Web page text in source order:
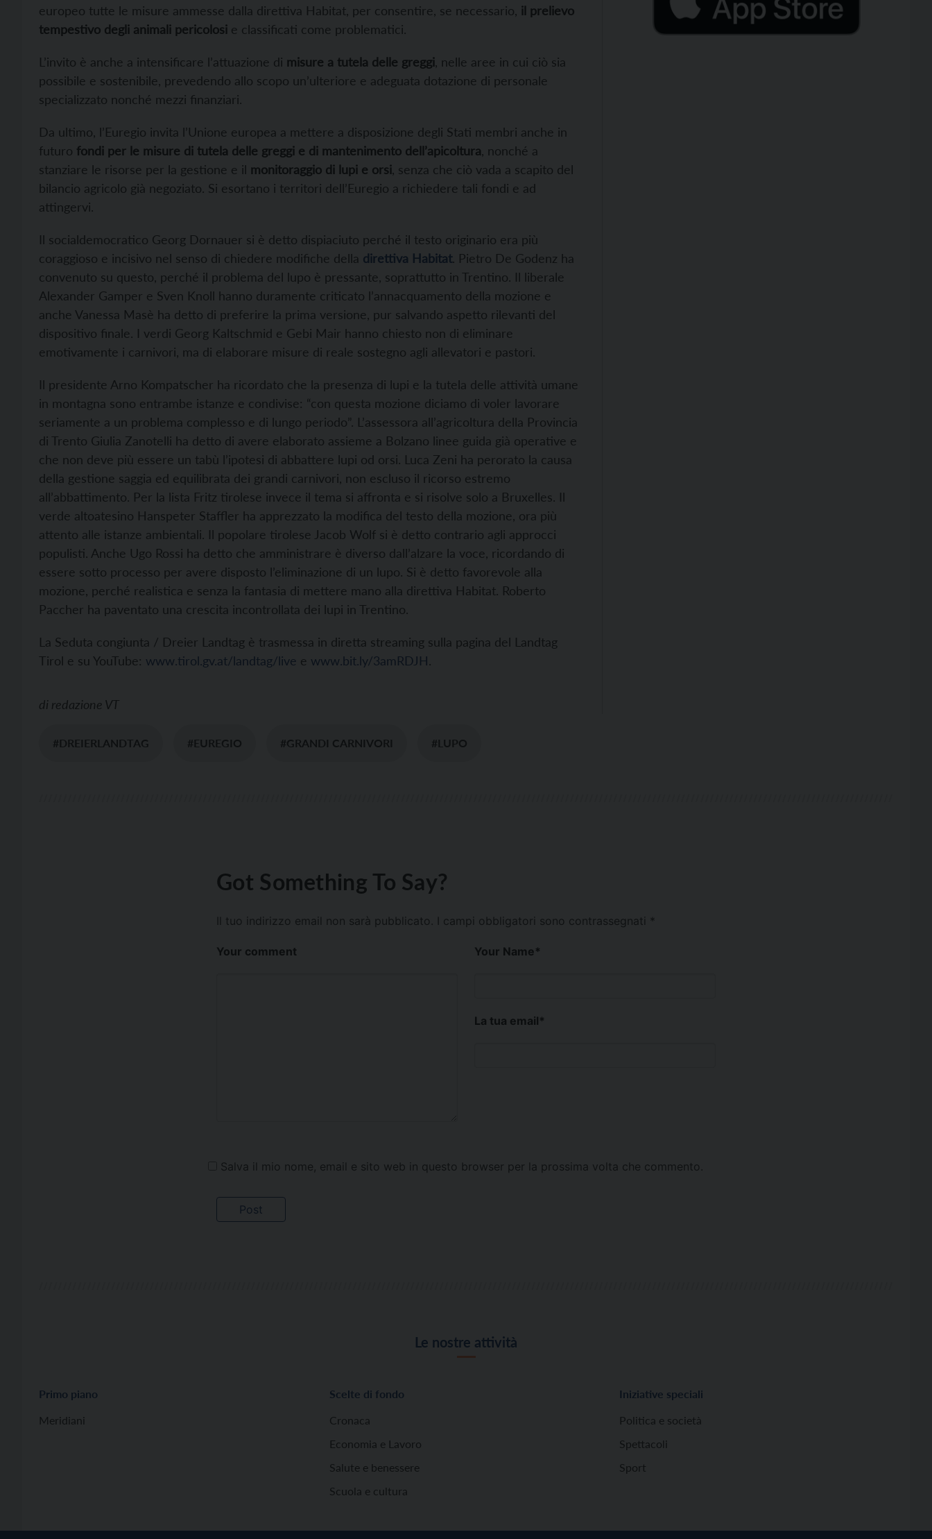
europeo tutte le misure ammesse dalla direttiva Habitat, per consentire, se necessario, il prelievo
tempestivo degli animali pericolosi e classificati come problematici.
L’invito è anche a intensificare l’attuazione di misure a tutela delle greggi , nelle aree in cui ciò sia
possibile e sostenibile, prevedendo allo scopo un’ulteriore e adeguata dotazione di personale
specializzato nonché mezzi finanziari.
Da ultimo, l’Euregio invita l’Unione europea a mettere a disposizione degli Stati membri anche in
futuro fondi per le misure di tutela delle greggi e di mantenimento dell’apicoltura , nonché a
stanziare le risorse per la gestione e il monitoraggio di lupi e orsi , senza che ciò vada a scapito del
bilancio agricolo già negoziato. Si esortano i territori dell’Euregio a richiedere tali fondi e ad
attingervi.
Il socialdemocratico Georg Dornauer si è detto dispiaciuto perché il testo originario era più
coraggioso e incisivo nel senso di chiedere modifiche della direttiva Habitat. Pietro De Godenz ha
convenuto su questo, perché il problema del lupo è pressante, soprattutto in Trentino. Il liberale
Alexander Gamper e Sven Knoll hanno duramente criticato l’annacquamento della mozione e
anche Vanessa Masè ha detto di preferire la prima versione, pur salvando aspetto rilevanti del
dispositivo finale. I verdi Georg Kaltschmid e Gebi Mair hanno chiesto non di eliminare
emotivamente i carnivori, ma di elaborare misure di reale sostegno agli allevatori e pastori.
Il presidente Arno Kompatscher ha ricordato che la presenza di lupi e la tutela delle attività umane
in montagna sono entrambe istanze e condivise: “con questa mozione diciamo di voler lavorare
seriamente a un problema complesso e di lungo periodo”. L’assessora all’agricoltura della Provincia
di Trento Giulia Zanotelli ha detto di avere elaborato assieme a Bolzano linee guida già operative e
che non deve più essere un tabù l’ipotesi di abbattere lupi od orsi. Luca Zeni ha perorato la causa
della gestione saggia ed equilibrata dei grandi carnivori, non escluso il ricorso estremo
all’abbattimento. Per la lista Fritz tirolese invece il tema si affronta e si risolve solo a Bruxelles. Il
verde altoatesino Hanspeter Staffler ha apprezzato la modifica del testo della mozione, ora più
attento alle istanze ambientali. Il popolare tirolese Jacob Wolf si è detto contrario agli approcci
populisti. Anche Ugo Rossi ha detto che amministrare è diverso dall’alzare la voce, ricordando di
essere sotto processo per avere disposto l’eliminazione di un lupo. Si è detto favorevole alla
mozione, perché realistica e senza la fantasia di mettere mano alla direttiva Habitat. Roberto
Paccher ha paventato una crescita incontrollata dei lupi in Trentino.
La Seduta congiunta / Dreier Landtag è trasmessa in diretta streaming sulla pagina del Landtag
Tirol e su YouTube: www.tirol.gv.at/landtag/live e www.bit.ly/3amRDJH.
di redazione VT
#DREIERLANDTAG #EUREGIO #GRANDI CARNIVORI #LUPO
Got Something To Say?
Il tuo indirizzo email non sarà pubblicato. I campi obbligatori sono contrassegnati *
Your comment Your Name*
La tua email*
Salva il mio nome, email e sito web in questo browser per la prossima volta che commento.
Le nostre attività
Primo piano
Meridiani
Scelte di fondo
Cronaca
Economia e Lavoro
Salute e benessere
Scuola e cultura
Iniziative speciali
Politica e società
Spettacoli
Sport